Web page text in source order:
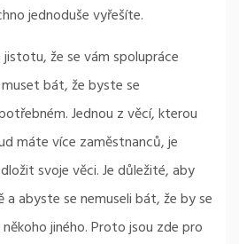
jednoduše vyřešíte.
že se vám spolupráce
bát, že byste se
Jednou z věcí, kterou
máte více zaměstnanců, je
svoje věci. Je důležité, aby
a abyste se nemuseli bát, že by se
jiného. Proto jsou zde pro